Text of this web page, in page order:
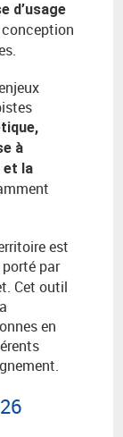
d’usage
à
et la
est
porté par
Cet outil
en